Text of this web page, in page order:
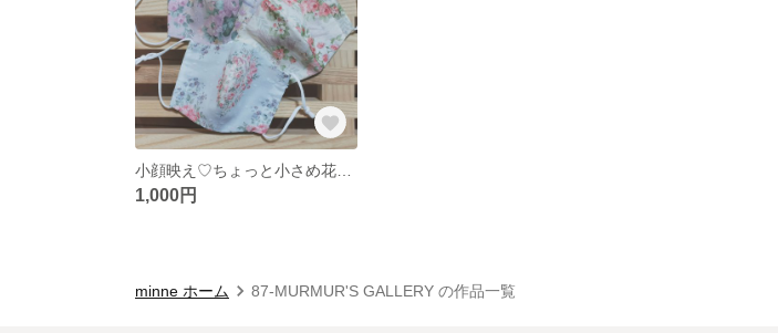
1,000円
minne ホーム 87-MURMUR'S GALLERY の作品一覧